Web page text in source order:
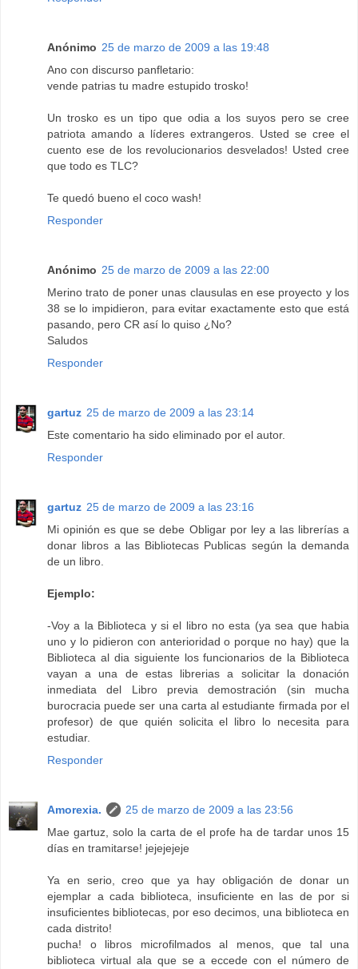
Anónimo 25 de marzo de 2009 a las 19:48
Ano con discurso panfletario:
vende patrias tu madre estupido trosko!
Un trosko es un tipo que odia a los suyos pero se cree
patriota amando a líderes extrangeros. Usted se cree el
cuento ese de los revolucionarios desvelados! Usted cree
que todo es TLC?
Te quedó bueno el coco wash!
Responder
Anónimo 25 de marzo de 2009 a las 22:00
Merino trato de poner unas clausulas en ese proyecto y los
38 se lo impidieron, para evitar exactamente esto que está
pasando, pero CR así lo quiso ¿No?
Saludos
Responder
gartuz 25 de marzo de 2009 a las 23:14
Este comentario ha sido eliminado por el autor.
Responder
gartuz 25 de marzo de 2009 a las 23:16
Mi opinión es que se debe Obligar por ley a las librerías a
donar libros a las Bibliotecas Publicas según la demanda
de un libro.
Ejemplo:
-Voy a la Biblioteca y si el libro no esta (ya sea que habia
uno y lo pidieron con anterioridad o porque no hay) que la
Biblioteca al dia siguiente los funcionarios de la Biblioteca
vayan a una de estas librerias a solicitar la donación
inmediata del Libro previa demostración (sin mucha
burocracia puede ser una carta al estudiante firmada por el
profesor) de que quién solicita el libro lo necesita para
estudiar.
Responder
Amorexia.
25 de marzo de 2009 a las 23:56
Mae gartuz, solo la carta de el profe ha de tardar unos 15
días en tramitarse! jejejejeje
Ya en serio, creo que ya hay obligación de donar un
ejemplar a cada biblioteca, insuficiente en las de por si
insuficientes bibliotecas, por eso decimos, una biblioteca en
cada distrito!
pucha! o libros microfilmados al menos, que tal una
biblioteca virtual ala que se a eccede con el número de